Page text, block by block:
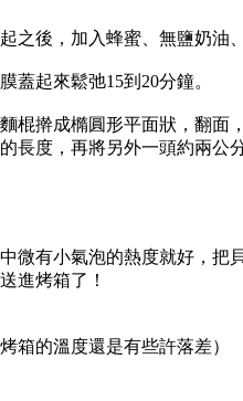
之後，加入蜂蜜、無鹽奶油
蓋起來鬆弛15到20分鐘。
棍擀成橢圓形平面狀，翻
長度，再將另外一頭約兩
微有小氣泡的熱度就好，
進烤箱了！
箱的溫度還是有些許落差）